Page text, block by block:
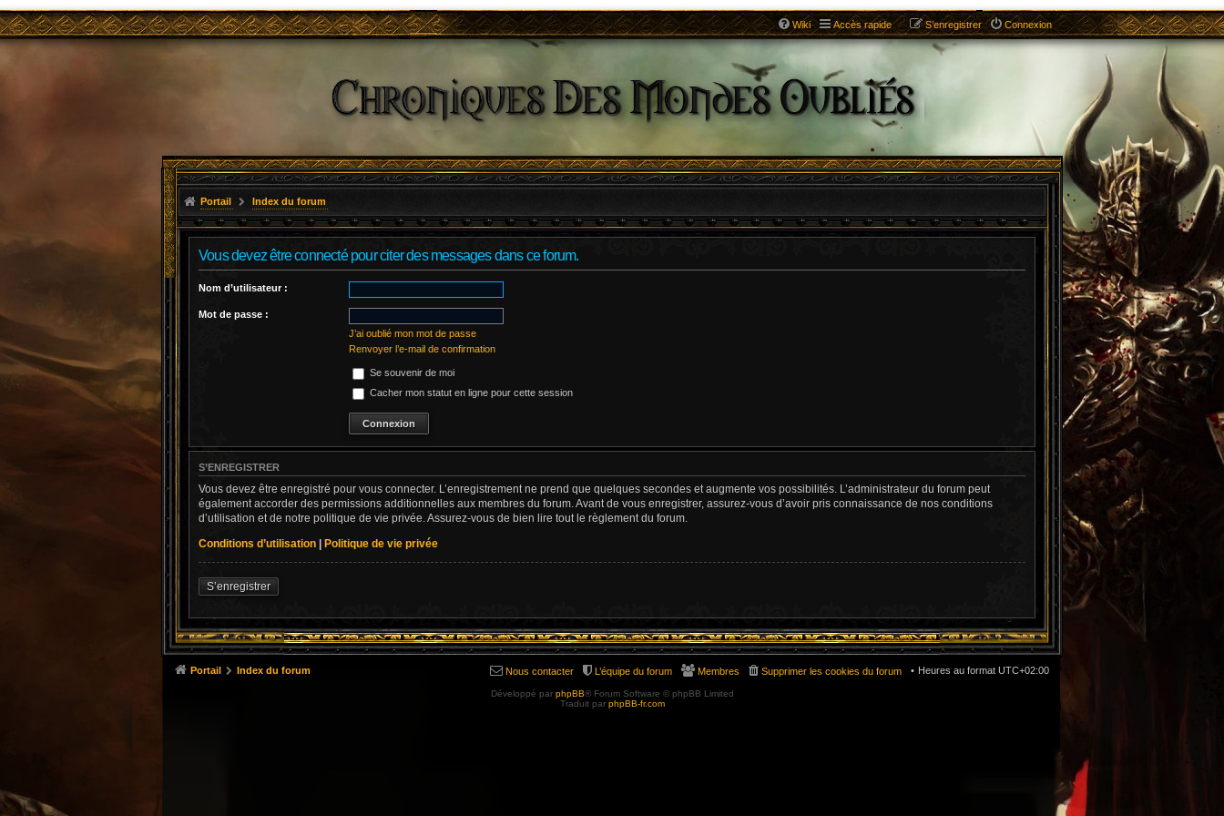
Wiki Accès rapide Connexion
S’enregistrer
Portail Index du forum
Vous devez être connecté pour citer des messages dans ce forum.
Nom d’utilisateur :
Mot de passe :
J’ai oublié mon mot de passe
Renvoyer l’e-mail de confirmation
Se souvenir de moi
Cacher mon statut en ligne pour cette session
S’ENREGISTRER
Vous devez être enregistré pour vous connecter. L’enregistrement ne prend que quelques secondes et augmente vos possibilités. L’administrateur du forum peut
également accorder des permissions additionnelles aux membres du forum. Avant de vous enregistrer, assurez-vous d’avoir pris connaissance de nos conditions
d’utilisation et de notre politique de vie privée. Assurez-vous de bien lire tout le règlement du forum.
Conditions d’utilisation | Politique de vie privée
S’enregistrer
Portail Index du forum Heures au format UTC+02:00
Supprimer les cookies du forum
Membres
L’équipe du forum
Nous contacter
Développé par phpBB® Forum Software © phpBB Limited
Traduit par phpBB-fr.com